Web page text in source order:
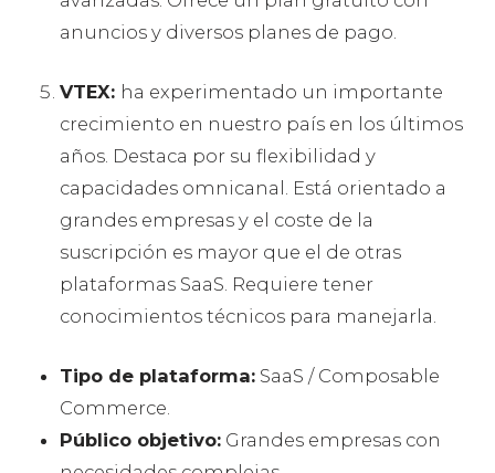
anuncios y diversos planes de pago.
VTEX: ha experimentado un importante
crecimiento en nuestro país en los últimos
años. Destaca por su flexibilidad y
capacidades omnicanal. Está orientado a
grandes empresas y el coste de la
suscripción es mayor que el de otras
plataformas SaaS. Requiere tener
conocimientos técnicos para manejarla.
Tipo de plataforma: SaaS / Composable
Commerce.
Público objetivo: Grandes empresas con